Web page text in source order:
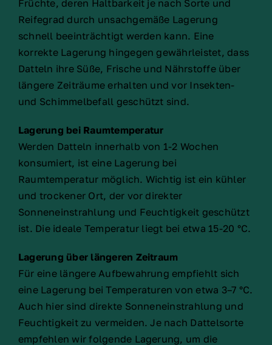
Früchte, deren Haltbarkeit je nach Sorte und
Reifegrad durch unsachgemäße Lagerung
schnell beeinträchtigt werden kann. Eine
korrekte Lagerung hingegen gewährleistet, dass
Datteln ihre Süße, Frische und Nährstoffe über
längere Zeiträume erhalten und vor Insekten-
und Schimmelbefall geschützt sind.
Lagerung bei Raumtemperatur
Werden Datteln innerhalb von 1-2 Wochen
konsumiert, ist eine Lagerung bei
Raumtemperatur möglich. Wichtig ist ein kühler
und trockener Ort, der vor direkter
Sonneneinstrahlung und Feuchtigkeit geschützt
ist. Die ideale Temperatur liegt bei etwa 15-20 °C.
Lagerung über längeren Zeitraum
Für eine längere Aufbewahrung empfiehlt sich
eine Lagerung bei Temperaturen von etwa 3–7 °C.
Auch hier sind direkte Sonneneinstrahlung und
Feuchtigkeit zu vermeiden. Je nach Dattelsorte
empfehlen wir folgende Lagerung, um die